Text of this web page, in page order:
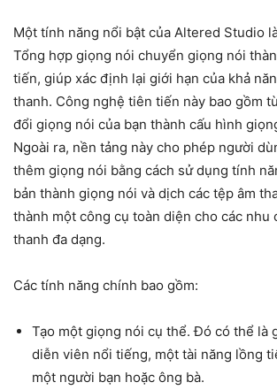
Một tính năng nổi bật của Altered Studio
Tổng hợp giọng nói chuyển giọng nói
tiến, giúp xác định lại giới hạn của khả
thanh. Công nghệ tiên tiến này bao gồm
đổi giọng nói của bạn thành cấu hình
Ngoài ra, nền tảng này cho phép người
thêm giọng nói bằng cách sử dụng tính
bản thành giọng nói và dịch các tệp âm
thành một công cụ toàn diện cho các nhu
thanh đa dạng.
Các tính năng chính bao gồm:
Tạo một giọng nói cụ thể. Đó có thể là
diễn viên nổi tiếng, một tài năng lồng
một người bạn hoặc ông bà.